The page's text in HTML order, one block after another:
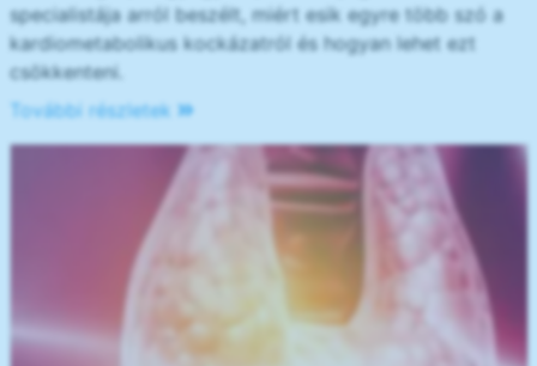
specialistája arról beszélt, miért esik egyre több szó a
kardiometabolikus kockázatról és hogyan lehet ezt
csökkenteni.
További részletek